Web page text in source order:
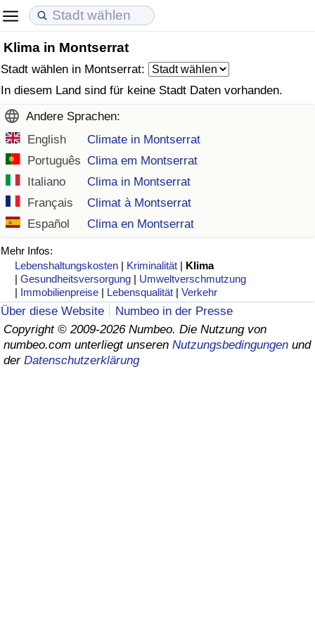
Klima in Montserrat
Stadt wählen in Montserrat:
In diesem Land sind für keine Stadt Daten vorhanden.
Andere Sprachen:
English
Climate in Montserrat
Português Clima em Montserrat
Italiano
Clima in Montserrat
Français
Climat à Montserrat
Español
Clima en Montserrat
Mehr Infos:
Lebenshaltungskosten | Kriminalität | Klima
|Gesundheitsversorgung | Umweltverschmutzung
| Immobilienpreise | Lebensqualität |Verkehr
Über diese Website
Numbeo in der Presse
Copyright © 2009-2026 Numbeo. Die Nutzung von
numbeo.com unterliegt unseren Nutzungsbedingungen und
der Datenschutzerklärung
Lebenshaltungskosten
Lebenshaltungskosten-Index (aktuell)
Lebenshaltungskosten-Index
Lebenshaltungskosten-Index nach Land
in Akaba
Immobilienpreise
Immobilienpreis-Index (aktuell)
Immobilienpreis-Index
Immobilienpreis-Index nach Land
Lebensqualität
Lebensqualität-Index
Lebensqualität-Index (aktuell)
Lebensqualitätsindex nach Land
Kriminalität
Kriminalitäts-Index (aktuell)
Kriminalitäts-Index
Kriminalitätsindex nach Land
Gesundheitsversorgung